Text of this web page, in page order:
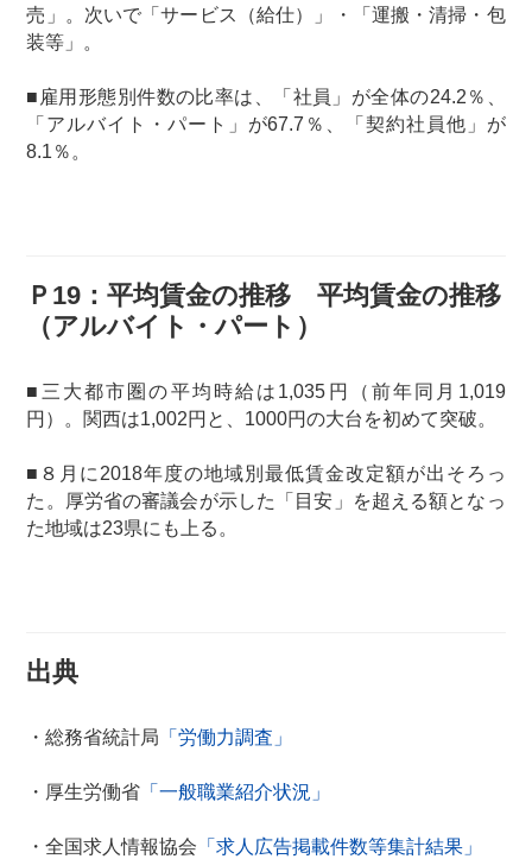
売」。次いで「サービス（給仕）」・「運搬・清掃・包
装等」。
■雇用形態別件数の比率は、「社員」が全体の24.2％、
「アルバイト・パート」が67.7％、「契約社員他」が
8.1％。
Ｐ19：平均賃金の推移 平均賃金の推移
（アルバイト・パート）
■三大都市圏の平均時給は1,035円（前年同月1,019
円）。関西は1,002円と、1000円の大台を初めて突破。
■８月に2018年度の地域別最低賃金改定額が出そろっ
た。厚労省の審議会が示した「目安」を超える額となっ
た地域は23県にも上る。
出典
・総務省統計局 「労働力調査」
・厚生労働省 「一般職業紹介状況」
・全国求人情報協会 「求人広告掲載件数等集計結果」